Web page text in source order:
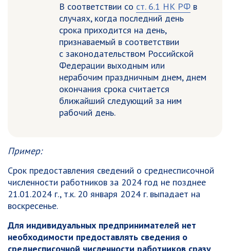
В соответствии со ст. 6.1 НК РФ в
случаях, когда последний день
срока приходится на день,
признаваемый в соответствии
с законодательством Российской
Федерации выходным или
нерабочим праздничным днем, днем
окончания срока считается
ближайший следующий за ним
рабочий день.
Пример:
Срок предоставления сведений о среднесписочной
численности работников за 2024 год не позднее
21.01.2024 г., т.к. 20 января 2024 г. выпадает на
воскресенье.
Для индивидуальных предпринимателей нет
необходимости предоставлять сведения о